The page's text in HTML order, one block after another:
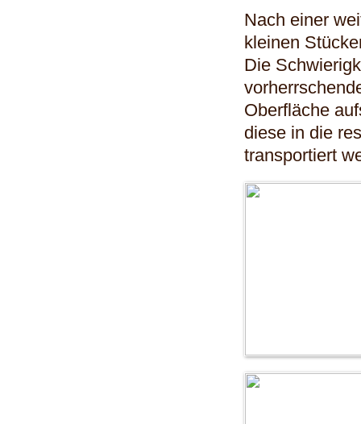
Nach einer
kleinen
Die
Oberfläche
diese in die
transportiert